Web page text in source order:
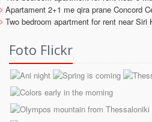
Apartament 2+1 me qira prane Concord
Two bedroom apartment for rent near
Foto Flickr